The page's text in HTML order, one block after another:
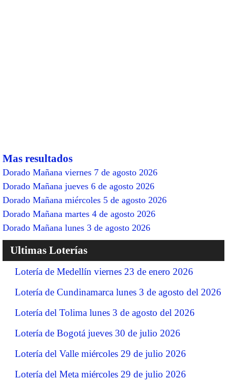
Mas resultados
Dorado Mañana viernes 7 de agosto 2026
Dorado Mañana jueves 6 de agosto 2026
Dorado Mañana miércoles 5 de agosto 2026
Dorado Mañana martes 4 de agosto 2026
Dorado Mañana lunes 3 de agosto 2026
Ultimas Loterías
Lotería de Medellín viernes 23 de enero 2026
Lotería de Cundinamarca lunes 3 de agosto del 2026
Lotería del Tolima lunes 3 de agosto del 2026
Lotería de Bogotá jueves 30 de julio 2026
Lotería del Valle miércoles 29 de julio 2026
Lotería del Meta miércoles 29 de julio 2026